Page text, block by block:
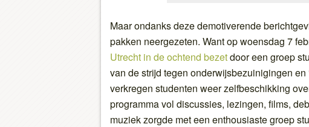
Maar ondanks deze demotiverende
pakken neergezeten. Want op woensdag 7
Utrecht in de ochtend bezetdoor een groep
van de strijd tegen onderwijsbezuinigingen en
verkregen studenten weer zelfbeschikking
programma vol discussies, lezingen, films,
muziek zorgde met een enthousiaste groep